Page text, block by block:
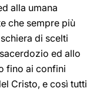
alla umana
che sempre più
di scelti
ed allo
fino ai confini
Cristo, e così tutti